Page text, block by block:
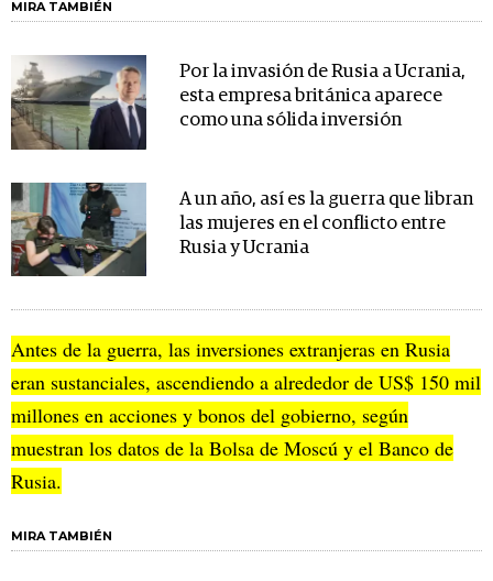
MIRA TAMBIÉN
Por la invasión de Rusia a Ucrania,
esta empresa británica aparece
como una sólida inversión
A un año, así es la guerra que libran
las mujeres en el conflicto entre
Rusia y Ucrania
Antes de la guerra, las inversiones extranjeras en Rusia
eran sustanciales, ascendiendo a alrededor de US$ 150 mil
millones en acciones y bonos del gobierno, según
muestran los datos de la Bolsa de Moscú y el Banco de
Rusia.
MIRA TAMBIÉN